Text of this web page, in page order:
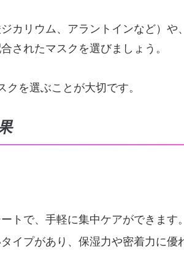
カリウム、アラントインなど）や
されたマスクを選びましょう。
を選ぶことが大切です。
トで、手軽に集中ケアができます。
イプがあり、保湿力や密着力に優